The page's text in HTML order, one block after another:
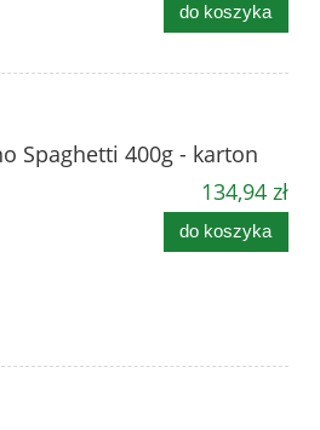
do koszyka
Spaghetti 400g - karton
134,94 zł
do koszyka